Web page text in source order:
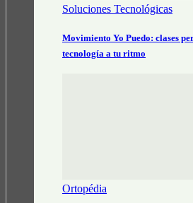
Soluciones Tecnológicas
Movimiento Yo Puedo: clases
tecnología a tu ritmo
Ortopédia